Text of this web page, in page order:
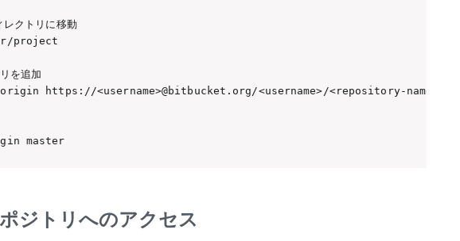
クトリに移動
project
を追加
https://<username>@bitbucket.org/<username>/<repository-name>.git
master
ジトリへのアクセス